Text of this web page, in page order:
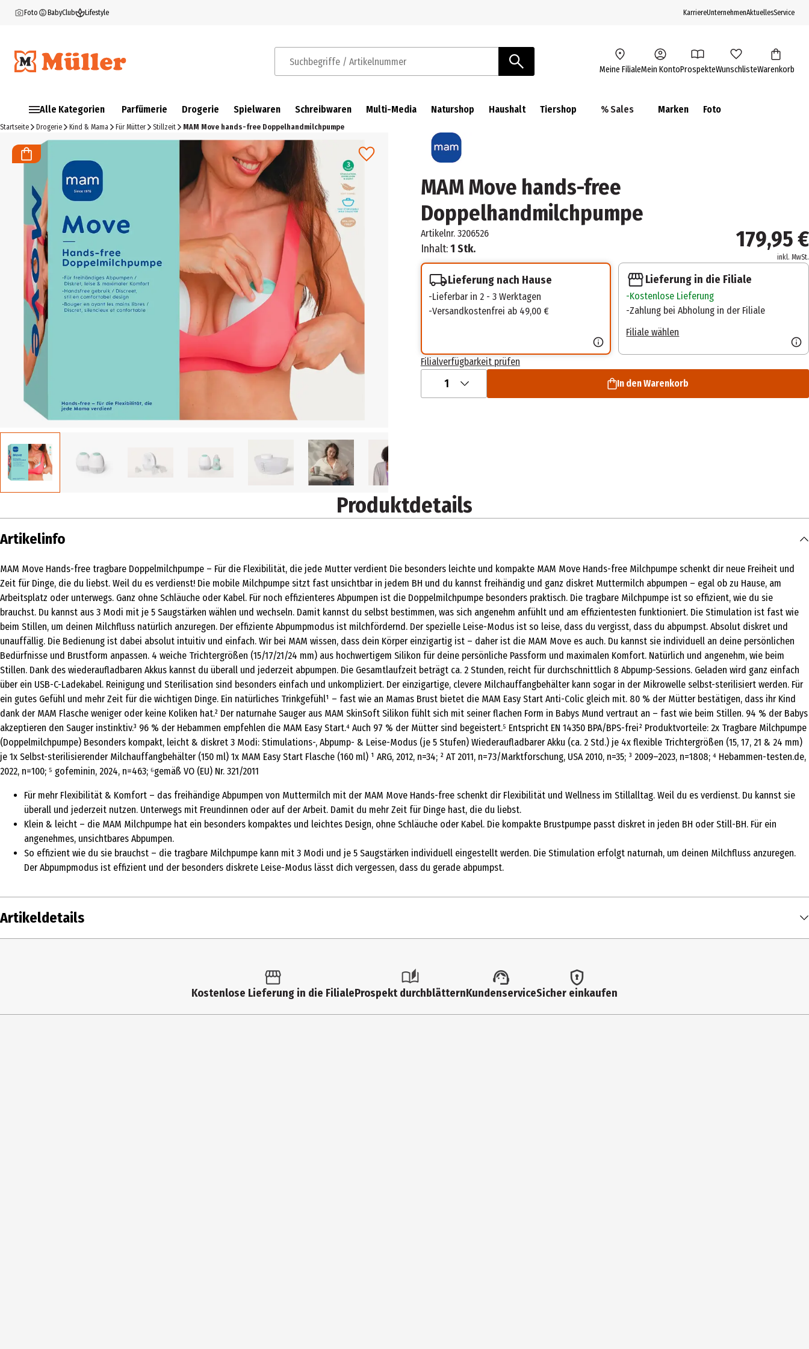
Foto BabyClub Lifestyle KarriereUnternehmenAktuellesService
Suchbegriffe / Artikelnummer Meine FilialeMein KontoProspekteWunschlisteWarenkorb
Alle Kategorien Parfümerie Drogerie Spielwaren Schreibwaren Multi-Media Naturshop Haushalt Tiershop % Sales Marken Foto
Startseite Drogerie Kind & Mama Für Mütter Stillzeit MAM Move hands-free Doppelhandmilchpumpe
MAM Move hands-free
Doppelhandmilchpumpe
Artikelnr. 3206526
Inhalt:1 Stk. 179,95 €
inkl. MwSt.
Lieferung nach Hause
Lieferbar in 2 - 3 Werktagen
Versandkostenfrei ab 49,00 €
Lieferung in die Filiale
Kostenlose Lieferung
Zahlung bei Abholung in der Filiale
Filiale wählen
Filialverfügbarkeit prüfen
1 In den Warenkorb
Produktdetails
Artikelinfo
MAM Move Hands-free tragbare Doppelmilchpumpe – Für die Flexibilität, die jede Mutter verdient Die besonders leichte und kompakte MAM Move Hands-free Milchpumpe schenkt dir neue Freiheit und
Zeit für Dinge, die du liebst. Weil du es verdienst! Die mobile Milchpumpe sitzt fast unsichtbar in jedem BH und du kannst freihändig und ganz diskret Muttermilch abpumpen – egal ob zu Hause, am
Arbeitsplatz oder unterwegs. Ganz ohne Schläuche oder Kabel. Für noch effizienteres Abpumpen ist die Doppelmilchpumpe besonders praktisch. Die tragbare Milchpumpe ist so effizient, wie du sie
brauchst. Du kannst aus 3 Modi mit je 5 Saugstärken wählen und wechseln. Damit kannst du selbst bestimmen, was sich angenehm anfühlt und am effizientesten funktioniert. Die Stimulation ist fast wie
beim Stillen, um deinen Milchfluss natürlich anzuregen. Der effiziente Abpumpmodus ist milchfördernd. Der spezielle Leise-Modus ist so leise, dass du vergisst, dass du abpumpst. Absolut diskret und
unauffällig. Die Bedienung ist dabei absolut intuitiv und einfach. Wir bei MAM wissen, dass dein Körper einzigartig ist – daher ist die MAM Move es auch. Du kannst sie individuell an deine persönlichen
Bedürfnisse und Brustform anpassen. 4 weiche Trichtergrößen (15/17/21/24 mm) aus hochwertigem Silikon für deine persönliche Passform und maximalen Komfort. Natürlich und angenehm, wie beim
Stillen. Dank des wiederaufladbaren Akkus kannst du überall und jederzeit abpumpen. Die Gesamtlaufzeit beträgt ca. 2 Stunden, reicht für durchschnittlich 8 Abpump-Sessions. Geladen wird ganz einfach
über ein USB-C-Ladekabel. Reinigung und Sterilisation sind besonders einfach und unkompliziert. Der einzigartige, clevere Milchauffangbehälter kann sogar in der Mikrowelle selbst-sterilisiert werden. Für
ein gutes Gefühl und mehr Zeit für die wichtigen Dinge. Ein natürliches Trinkgefühl¹ – fast wie an Mamas Brust bietet die MAM Easy Start Anti-Colic gleich mit. 80 % der Mütter bestätigen, dass ihr Kind
dank der MAM Flasche weniger oder keine Koliken hat.² Der naturnahe Sauger aus MAM SkinSoft Silikon fühlt sich mit seiner flachen Form in Babys Mund vertraut an – fast wie beim Stillen. 94 % der Babys
akzeptieren den Sauger instinktiv.³ 96 % der Hebammen empfehlen die MAM Easy Start.⁴ Auch 97 % der Mütter sind begeistert.⁵ Entspricht EN 14350 BPA/BPS-frei² Produktvorteile: 2x Tragbare Milchpumpe
(Doppelmilchpumpe) Besonders kompakt, leicht & diskret 3 Modi: Stimulations-, Abpump- & Leise-Modus (je 5 Stufen) Wiederaufladbarer Akku (ca. 2 Std.) je 4x flexible Trichtergrößen (15, 17, 21 & 24 mm)
je 1x Selbst-sterilisierender Milchauffangbehälter (150 ml) 1x MAM Easy Start Flasche (160 ml) ¹ ARG, 2012, n=34; ² AT 2011, n=73/Marktforschung, USA 2010, n=35; ³ 2009–2023, n=1808; ⁴ Hebammen-testen.de,
2022, n=100; ⁵ gofeminin, 2024, n=463; ⁶gemäß VO (EU) Nr. 321/2011
Für mehr Flexibilität & Komfort – das freihändige Abpumpen von Muttermilch mit der MAM Move Hands-free schenkt dir Flexibilität und Wellness im Stillalltag. Weil du es verdienst. Du kannst sie
überall und jederzeit nutzen. Unterwegs mit Freundinnen oder auf der Arbeit. Damit du mehr Zeit für Dinge hast, die du liebst.
Klein & leicht – die MAM Milchpumpe hat ein besonders kompaktes und leichtes Design, ohne Schläuche oder Kabel. Die kompakte Brustpumpe passt diskret in jeden BH oder Still-BH. Für ein
angenehmes, unsichtbares Abpumpen.
So effizient wie du sie brauchst – die tragbare Milchpumpe kann mit 3 Modi und je 5 Saugstärken individuell eingestellt werden. Die Stimulation erfolgt naturnah, um deinen Milchfluss anzuregen.
Der Abpumpmodus ist effizient und der besonders diskrete Leise-Modus lässt dich vergessen, dass du gerade abpumpst.
Artikeldetails
ab
Kostenlose Lieferung in die FilialeProspekt durchblätternKundenserviceSicher einkaufen